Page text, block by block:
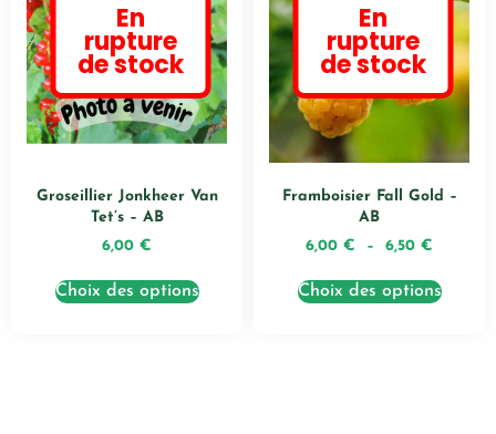
En
rupture
de stock
Groseillier Jonkheer Van
Tet’s – AB
6,00 €
Choix des options
En
rupture
de stock
Framboisier Fall Gold –
AB
6,00 € – 6,50 €
Choix des options